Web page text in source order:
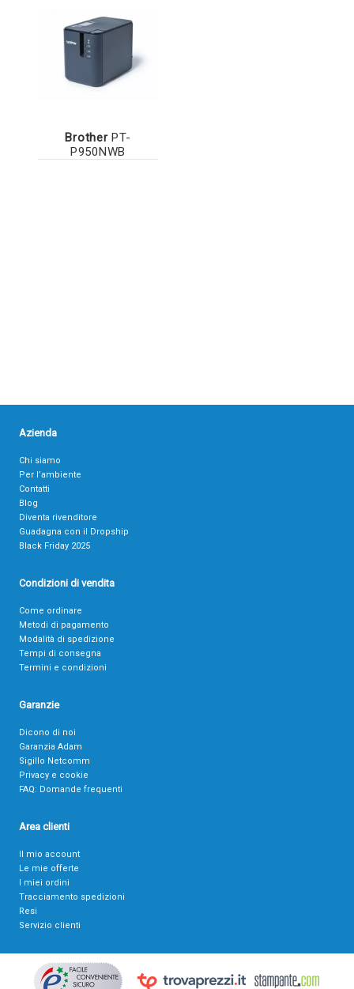
BrotherPT-
P950NWB
Azienda
Chi siamo
Per l’ambiente
Contatti
Blog
Diventa rivenditore
Guadagna con il Dropship
Black Friday 2025
Condizioni di vendita
Come ordinare
Metodi di pagamento
Modalità di spedizione
Tempi di consegna
Termini e condizioni
Garanzie
Dicono di noi
Garanzia Adam
Sigillo Netcomm
Privacy e cookie
FAQ: Domande frequenti
Area clienti
Il mio account
Le mie offerte
I miei ordini
Tracciamento spedizioni
Resi
Servizio clienti